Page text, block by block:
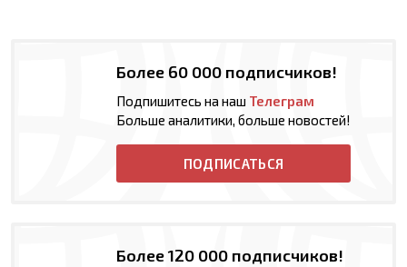
Более 60 000 подписчиков!
Подпишитесь на наш Телеграм
Больше аналитики, больше новостей!
ПОДПИСАТЬСЯ
Более 120 000 подписчиков!